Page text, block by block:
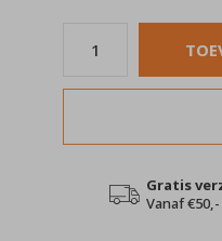
Gratis
Vanaf €50,-